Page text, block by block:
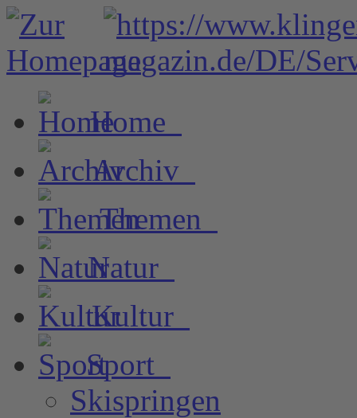
Home
Archiv
Themen
Natur
Kultur
Sport
Skispringen